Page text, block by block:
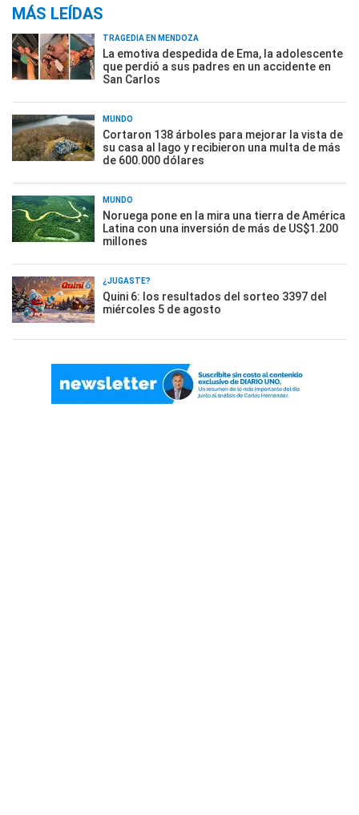
MÁS LEÍDAS
TRAGEDIA EN MENDOZA
La emotiva despedida de Ema, la adolescente
que perdió a sus padres en un accidente en
San Carlos
MUNDO
Cortaron 138 árboles para mejorar la vista de
su casa al lago y recibieron una multa de más
de 600.000 dólares
MUNDO
Noruega pone en la mira una tierra de América
Latina con una inversión de más de US$1.200
millones
¿JUGASTE?
Quini 6: los resultados del sorteo 3397 del
miércoles 5 de agosto